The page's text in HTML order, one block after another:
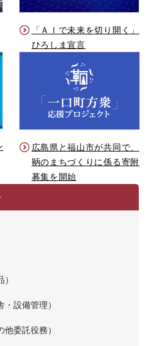
「ＡＩで未来を切り開く」
ひろしま宣言
広島県と福山市が共同で、
鞆のまちづくりに係る寄附
募集を開始
設備管理）
委託役務）